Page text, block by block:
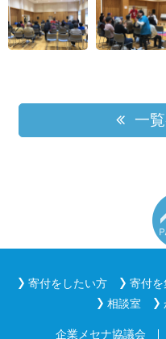
一
寄付をしたい方 寄付
相談室
企業メセナ協議会